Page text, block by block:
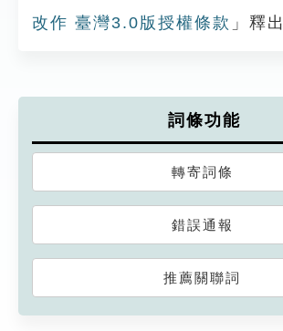
改作 臺灣3.0版授權條款 」釋出
詞條功能
轉寄詞條
錯誤通報
推薦關聯詞